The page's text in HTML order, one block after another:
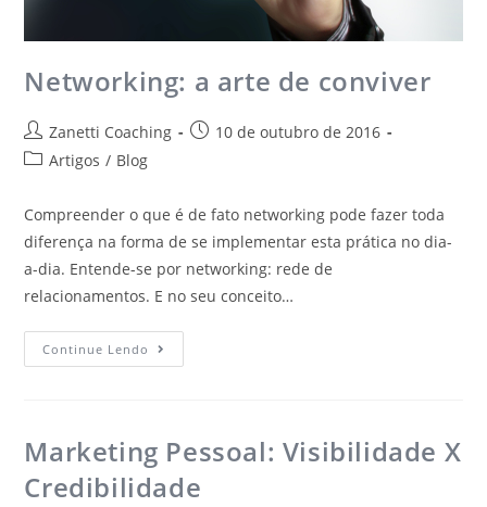
Networking: a arte de conviver
Zanetti Coaching
10 de outubro de 2016
Artigos / Blog
Compreender o que é de fato networking pode fazer toda
diferença na forma de se implementar esta prática no dia-
a-dia. Entende-se por networking: rede de
relacionamentos. E no seu conceito…
Continue Lendo
Marketing Pessoal: Visibilidade X
Credibilidade